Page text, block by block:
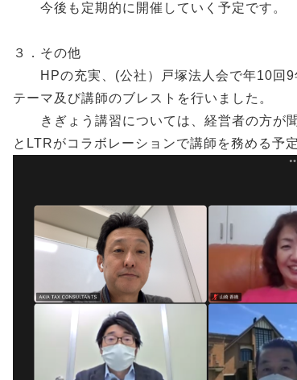
今後も定期的に開催していく予定です。
３．その他
HPの充実、(公社）戸塚法人会で年10回9
テーマ及び講師のブレストを行いました。
きぎょう講習については、経営者の方が
とLTRがコラボレーションで講師を務める予定